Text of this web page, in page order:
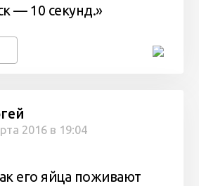
— 10 секунд.»
2016 в 19:04
его яйца поживают